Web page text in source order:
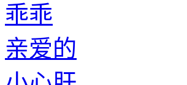
乖乖
亲爱的